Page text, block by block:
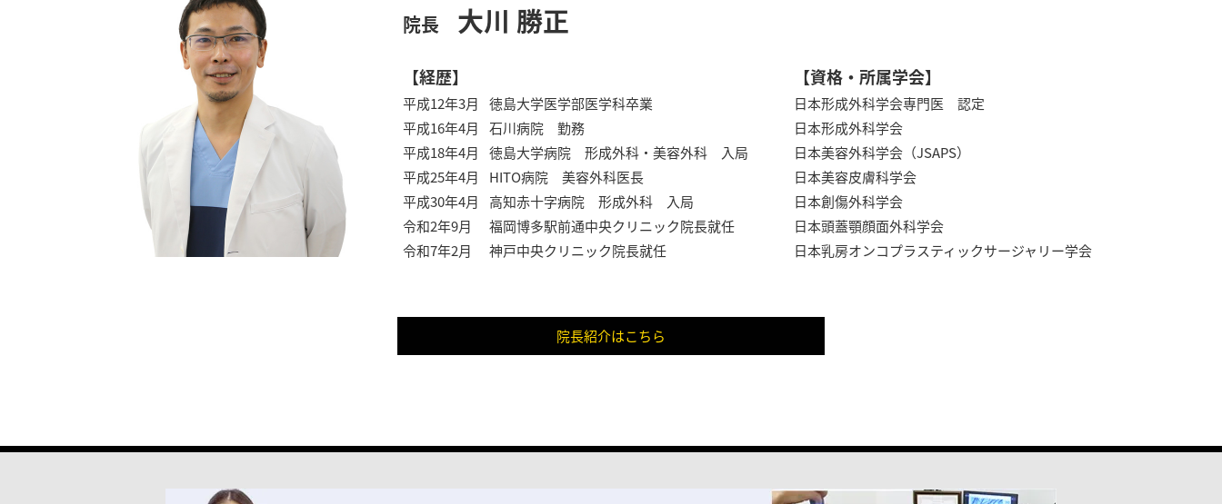
院長 大川 勝正
【経歴】
平成12年3月
徳島大学医学部医学科卒業
平成16年4月
石川病院 勤務
平成18年4月
徳島大学病院 形成外科・美容外科 入局
平成25年4月
HITO病院 美容外科医長
平成30年4月
高知赤十字病院 形成外科 入局
令和2年9月
福岡博多駅前通中央クリニック院長就任
令和7年2月
神戸中央クリニック院長就任
【資格・所属学会】
日本形成外科学会専門医 認定
日本形成外科学会
日本美容外科学会（JSAPS）
日本美容皮膚科学会
日本創傷外科学会
日本頭蓋顎顔面外科学会
日本乳房オンコプラスティックサージャリー学会
院長紹介はこちら